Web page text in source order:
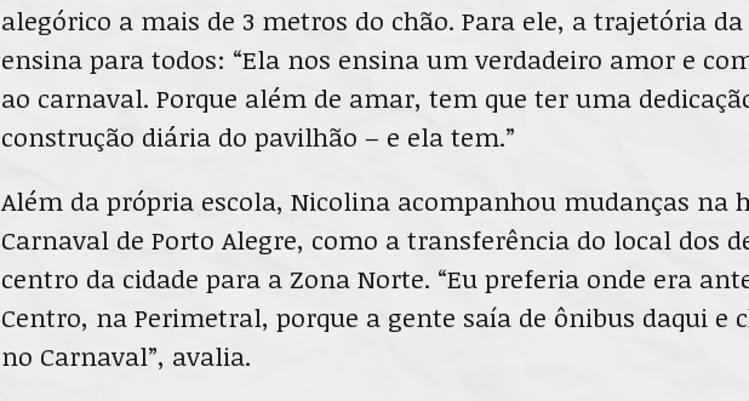
alegórico a mais de 3 metros do chão. Para ele, a trajetória
ensina para todos: “Ela nos ensina um verdadeiro amor e
ao carnaval. Porque além de amar, tem que ter uma
construção diária do pavilhão – e ela tem.”
Além da própria escola, Nicolina acompanhou mudanças na
Carnaval de Porto Alegre, como a transferência do local dos
centro da cidade para a Zona Norte. “Eu preferia onde era
Centro, na Perimetral, porque a gente saía de ônibus daqui e
no Carnaval”, avalia.